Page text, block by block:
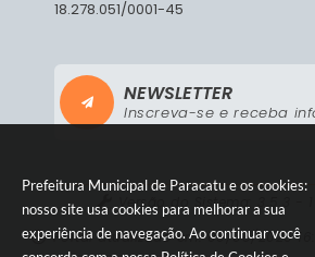
Prefeitura Municipal de Paracatu e os cookies:
nosso site usa cookies para melhorar a sua
experiência de navegação. Ao continuar você
18.278.051/0001-45
NEWSLETTER
Inscreva-se e receba
Versão do Sistema:
Portal atualizado em:05/08/2026